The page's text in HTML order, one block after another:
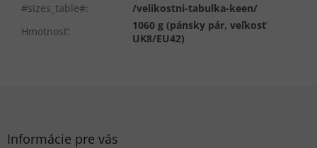
#sizes_table#:
/velikostni-tabulka-keen/
Hmotnosť:
1060 g (pánsky pár, veľkosť
UK8/EU42)
Informácie pre vás